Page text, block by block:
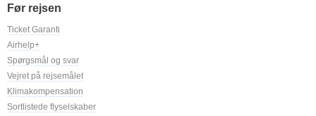
Før rejsen
Ticket Garanti
Airhelp+
Spørgsmål og svar
Vejret på rejsemålet
Klimakompensation
Sortlistede flyselskaber